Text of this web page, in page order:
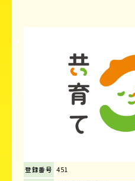
登録番号 451